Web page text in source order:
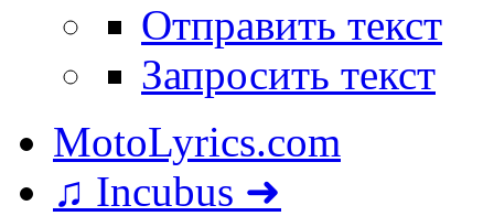
Отправить текст
Запросить текст
MotoLyrics.com
♫ Incubus ➜